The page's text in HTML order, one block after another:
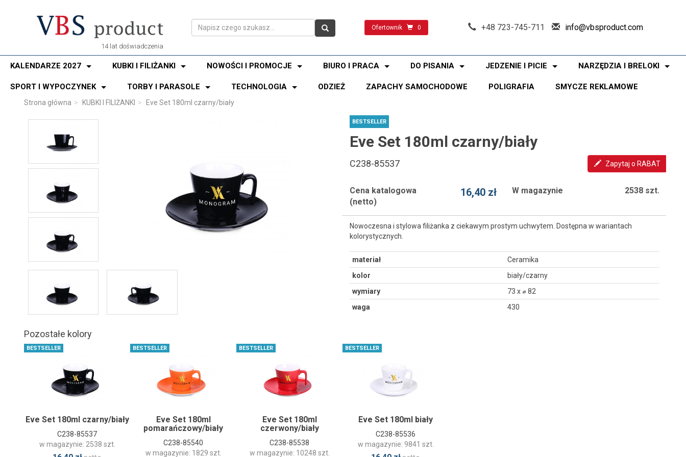
14 lat doświadczenia
Ofertownik 0 +48 723-745-711 info@vbsproduct.com
KALENDARZE 2027 KUBKI I FILIŻANKI NOWOŚCI I PROMOCJE BIURO I PRACA DO PISANIA JEDZENIE I PICIE NARZĘDZIA I BRELOKI
SPORT I WYPOCZYNEK TORBY I PARASOLE TECHNOLOGIA ODZIEŻ ZAPACHY SAMOCHODOWE POLIGRAFIA SMYCZE REKLAMOWE
Strona główna KUBKI I FILIŻANKI Eve Set 180ml czarny/biały
BESTSELLER
Eve Set 180ml czarny/biały
C238-85537 Zapytaj o RABAT
Cena katalogowa
(netto)
16,40 zł W magazynie 2538 szt.
Nowoczesna i stylowa filiżanka z ciekawym prostym uchwytem. Dostępna w wariantach
kolorystycznych.
materiał
Ceramika
kolor
biały/czarny
wymiary
73 x ⌀ 82
waga
430
Pozostałe kolory
BESTSELLER
Eve Set 180ml czarny/biały
C238-85537
w magazynie: 2538 szt.
BESTSELLER
Eve Set 180ml
pomarańczowy/biały
C238-85540
w magazynie: 1829 szt.
BESTSELLER
Eve Set 180ml
czerwony/biały
C238-85538
w magazynie: 10248 szt.
BESTSELLER
Eve Set 180ml biały
C238-85536
w magazynie: 9841 szt.